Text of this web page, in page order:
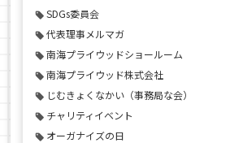
SDGs委員会
代表理事メルマガ
南海プライウッドショールーム
南海プライウッド株式会社
じむきょくなかい（事務局な会）
チャリティイベント
オーガナイズの日